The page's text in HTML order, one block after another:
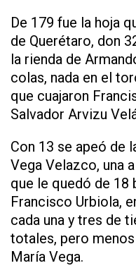
De 179 fue la hoja
de Querétaro, don
la rienda de
colas, nada en el
que cuajaron
Salvador Arvizu
Con 13 se apeó de
Vega Velazco, una
que le quedó de 18
Francisco Urbiola,
cada una y tres de
totales, pero
María Vega.